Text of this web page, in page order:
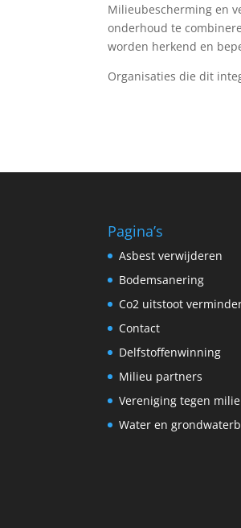
Milieubescherming en
onderhoud te
worden herkend en
Organisaties die dit
Pagina’s
Asbest verwijderen
Bodemsanering
Co2 uitstoot
Contact
Delfstoffenwinning
Milieu partners
Vereniging tegen
Water en